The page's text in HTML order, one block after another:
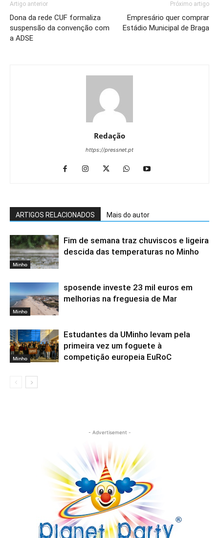
Artigo anterior
Dona da rede CUF formaliza
suspensão da convenção com
a ADSE
Próximo artigo
Empresário quer comprar
Estádio Municipal de Braga
Redação
https://pressnet.pt
ARTIGOS RELACIONADOS Mais do autor
Minho
Fim de semana traz chuviscos e ligeira
descida das temperaturas no Minho
Minho
sposende investe 23 mil euros em
melhorias na freguesia de Mar
Minho
Estudantes da UMinho levam pela
primeira vez um foguete à
competição europeia EuRoC
- Advertisement -